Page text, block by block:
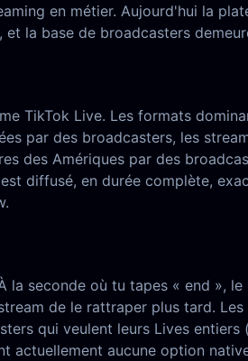
en métier. Aujourd'hui la
la base de broadcasters
TikTok Live. Les formats
par des broadcasters, les
des Amériques par des
diffusé, en durée complète,
seconde où tu tapes « end »,
de le rattraper plus tard.
qui veulent leurs Lives
actuellement aucune option